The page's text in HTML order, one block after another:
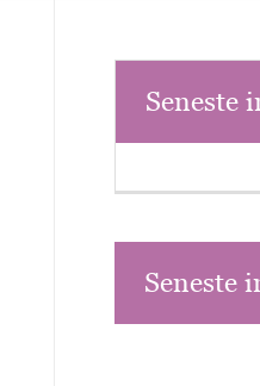
Seneste
Seneste